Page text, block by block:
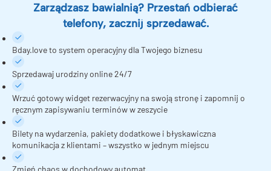
Zarządzasz bawialnią? Przestań odbierać
telefony, zacznij sprzedawać.
Bday.love to system operacyjny dla Twojego biznesu
Sprzedawaj urodziny online 24/7
Wrzuć gotowy widget rezerwacyjny na swoją stronę i zapomnij o
ręcznym zapisywaniu terminów w zeszycie
Bilety na wydarzenia, pakiety dodatkowe i błyskawiczna
komunikacja z klientami – wszystko w jednym miejscu
Zmień chaos w dochodowy automat